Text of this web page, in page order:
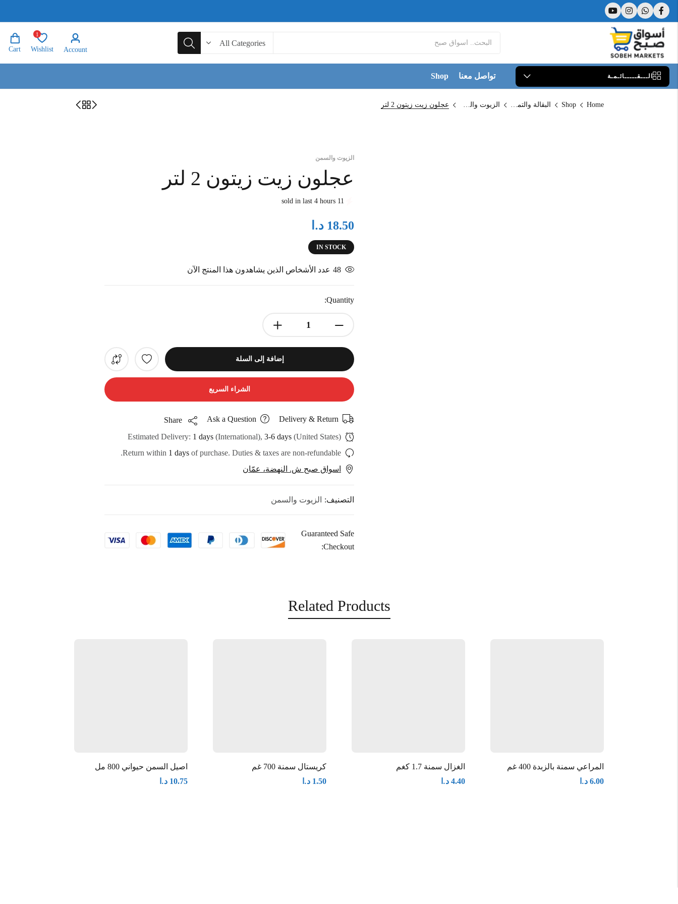
Account
1
Wishlist
Cart
الـــقـــــائـمـة تواصل معنا Shop
Home
Shop البقالة والتموين الزيوت والسمن عجلون زيت زيتون 2 لتر
الزيوت والسمن
عجلون زيت زيتون 2 لتر
11 sold in last 4 hours
18.50 د.ا
IN STOCK
48 عدد الأشخاص الذين يشاهدون هذا المنتج الآن
Quantity:
إضافة إلى السلة
الشراء السريع
Delivery & Return
Ask a Question
Share
Estimated Delivery: 1 days (International), 3-6 days (United States)
Return within 1 days of purchase. Duties & taxes are non-refundable.
اسواق صبح ش. النهضة، عمّان
التصنيف: الزيوت والسمن
Guaranteed Safe
Checkout:
Related Products
المراعي سمنة بالزبدة 400 غم
6.00 د.ا
الغزال سمنة 1.7 كغم
4.40 د.ا
كريستال سمنة 700 غم
1.50 د.ا
اصيل السمن حيواني 800 مل
10.75 د.ا